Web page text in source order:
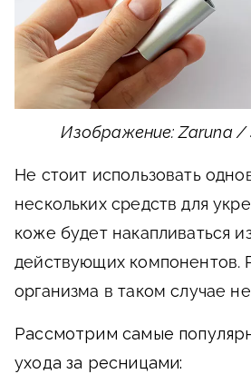
Изображение: Zaruna /
Не стоит использовать
нескольких средств для
коже будет накапливаться
действующих компонентов.
организма в таком случае
Рассмотрим самые
ухода за ресницами: